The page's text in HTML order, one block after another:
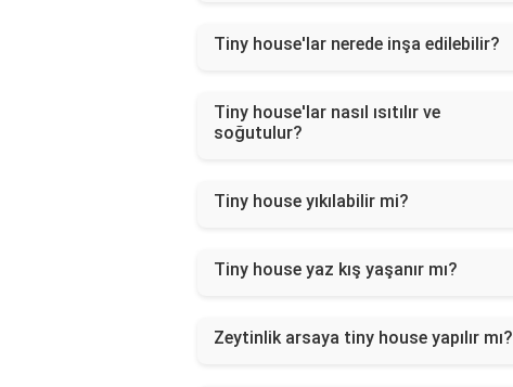
Tiny house'lar nerede inşa edilebilir?
Tiny house'lar nasıl ısıtılır ve
soğutulur?
Tiny house yıkılabilir mi?
Tiny house yaz kış yaşanır mı?
Zeytinlik arsaya tiny house yapılır mı?